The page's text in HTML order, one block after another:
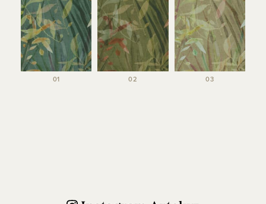
01 02 03